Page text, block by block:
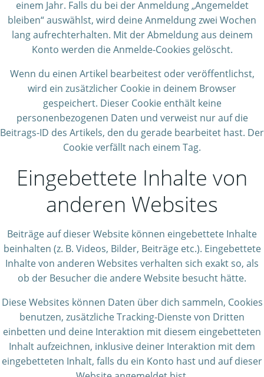
einem Jahr. Falls du bei der Anmeldung „Angemeldet
bleiben“ auswählst, wird deine Anmeldung zwei Wochen
lang aufrechterhalten. Mit der Abmeldung aus deinem
Konto werden die Anmelde-Cookies gelöscht.
Wenn du einen Artikel bearbeitest oder veröffentlichst,
wird ein zusätzlicher Cookie in deinem Browser
gespeichert. Dieser Cookie enthält keine
personenbezogenen Daten und verweist nur auf die
Beitrags-ID des Artikels, den du gerade bearbeitet hast. Der
Cookie verfällt nach einem Tag.
Eingebettete Inhalte von
anderen Websites
Beiträge auf dieser Website können eingebettete Inhalte
beinhalten (z. B. Videos, Bilder, Beiträge etc.). Eingebettete
Inhalte von anderen Websites verhalten sich exakt so, als
ob der Besucher die andere Website besucht hätte.
Diese Websites können Daten über dich sammeln, Cookies
benutzen, zusätzliche Tracking-Dienste von Dritten
einbetten und deine Interaktion mit diesem eingebetteten
Inhalt aufzeichnen, inklusive deiner Interaktion mit dem
eingebetteten Inhalt, falls du ein Konto hast und auf dieser